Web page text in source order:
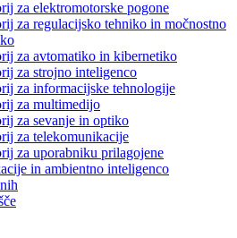
za elektromotorske pogone
za regulacijsko tehniko in močnostno
za avtomatiko in kibernetiko
za strojno inteligenco
za informacijske tehnologije
za multimedijo
za sevanje in optiko
za telekomunikacije
za uporabniku prilagojene
in ambientno inteligenco